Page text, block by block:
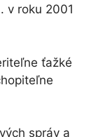
v roku 2001
ťažké
správ a